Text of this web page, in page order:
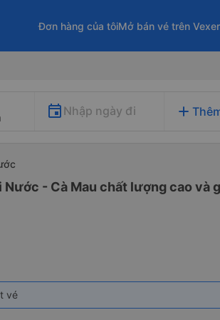
Đơn hàng của tôiMở bán vé trên
Nhập ngày đi add
- Cà Mau chất lượng cao và
vé